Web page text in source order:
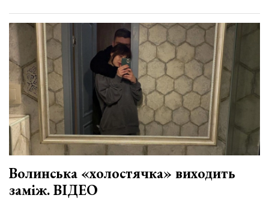
Волинська «холостячка» виходить
заміж. ВІДЕО